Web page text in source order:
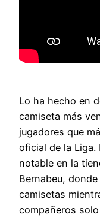
Lo ha hecho en
camiseta más
jugadores que
oficial de la Liga.
notable en la
Bernabeu,
camisetas
compañeros